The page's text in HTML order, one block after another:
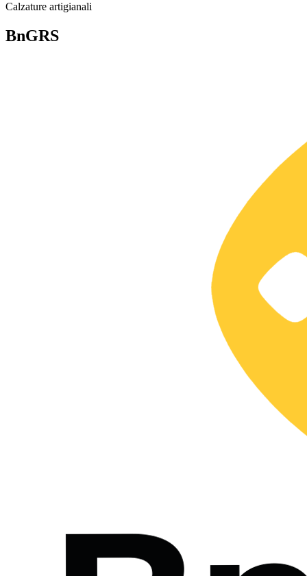
Calzature artigianali
BnGRS